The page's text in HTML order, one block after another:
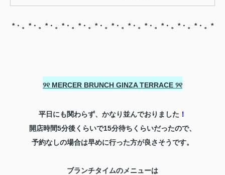
*・。*・。*・。*・。*・。*・。*・。*・。*・。*・。*・。*・。*
୨୧ MERCER BRUNCH GINZA TERRACE ୨୧
平日にも関わらず、かなり並んでおりました ！
開店時間5分後くらいで15分待ちくらいだったので、
予約なしの場合は早めに行った方が良さそうです。
ブランチタイムのメニューは